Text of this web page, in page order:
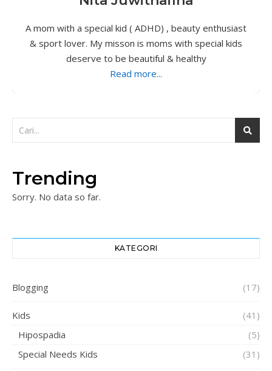
A mom with a special kid ( ADHD) , beauty enthusiast
& sport lover. My misson is moms with special kids
deserve to be beautiful & healthy
Read more...
Trending
Sorry. No data so far.
KATEGORI
Blogging (17)
Kids
(41)
Hipospadia
(5)
Special Needs Kids
(31)